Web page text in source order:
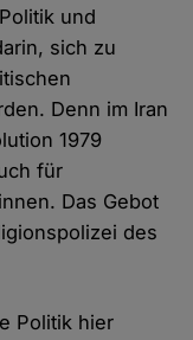
und
sich zu
Denn im Iran
1979
für
Das Gebot
des
Politik hier